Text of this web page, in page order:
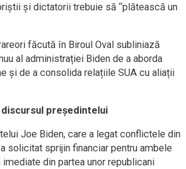
și dictatorii trebuie să “plătească un
făcută în Biroul Oval subliniază
al administrației Biden de a aborda
și de a consolida relațiile SUA cu aliații
președintelui
Joe Biden, care a legat conflictele din
solicitat sprijin financiar pentru ambele
din partea unor republicani